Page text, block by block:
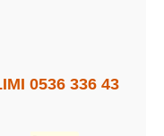
0536 336 43